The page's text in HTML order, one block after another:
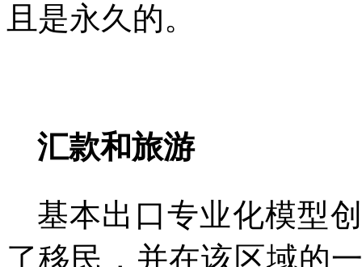
且是永久的。
汇款和旅游
基本出口专业化模型
了移民，并在该区域的